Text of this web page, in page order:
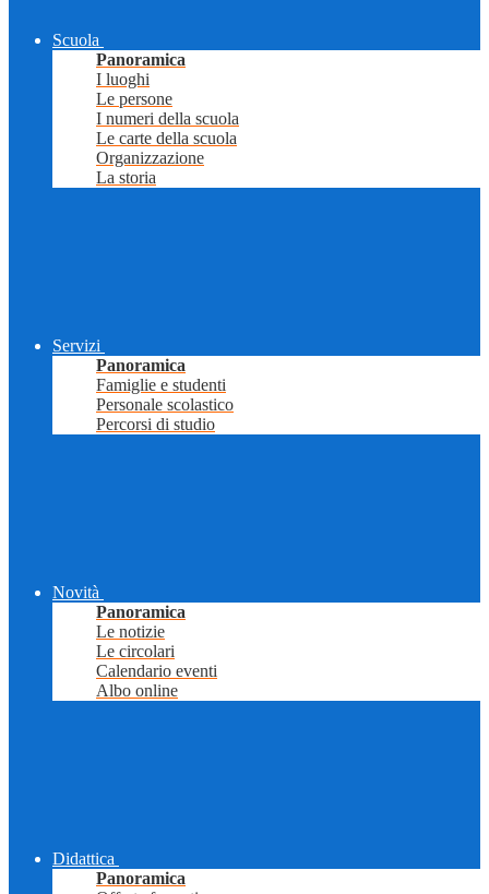
Scuola
Panoramica
I luoghi
Le persone
I numeri della scuola
Le carte della scuola
Organizzazione
La storia
Servizi
Panoramica
Famiglie e studenti
Personale scolastico
Percorsi di studio
Novità
Panoramica
Le notizie
Le circolari
Calendario eventi
Albo online
Didattica
Panoramica